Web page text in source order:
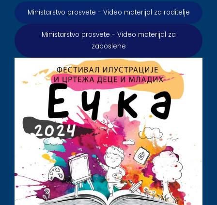
Ministarstvo prosvete - Video materijal za roditelje
Ministarstvo prosvete - Video materijal za
zaposlene